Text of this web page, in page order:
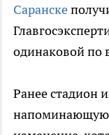
Саранске
одинаковой по
Ранее стадион
напоминающую